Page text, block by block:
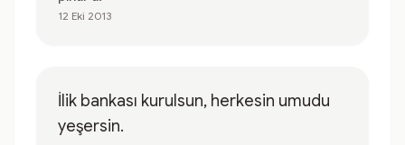
12 Eki 2013
İlik bankası kurulsun, herkesin umudu
yeşersin.